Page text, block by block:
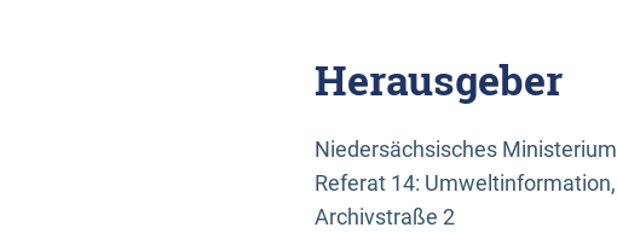
Herausgeber
Niedersächsisches
Referat 14:
Archivstraße 2